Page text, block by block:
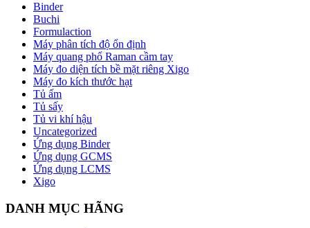
Binder
Buchi
Formulaction
Máy phân tích độ ổn định
Máy quang phổ Raman cầm tay
Máy đo diện tích bề mặt riêng Xigo
Máy đo kích thước hạt
Tủ ấm
Tủ sấy
Tủ vi khí hậu
Uncategorized
Ứng dụng Binder
Ứng dụng GCMS
Ứng dụng LCMS
Xigo
DANH MỤC HÃNG